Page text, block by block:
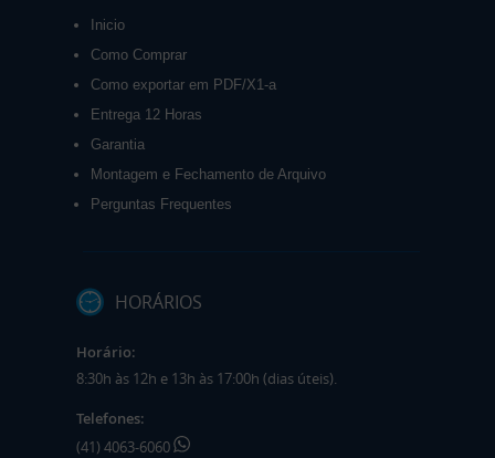
Inicio
Como Comprar
Como exportar em PDF/X1-a
Entrega 12 Horas
Garantia
Montagem e Fechamento de Arquivo
Perguntas Frequentes
HORÁRIOS
Horário:
8:30h às 12h e 13h às 17:00h (dias úteis).
Telefones:
(41) 4063-6060